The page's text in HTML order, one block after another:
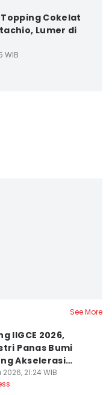
Topping Cokelat
Lumer di
WIB
See More
IIGCE 2026,
Panas Bumi
Akselerasi
Bersih
2026, 21:24 WIB